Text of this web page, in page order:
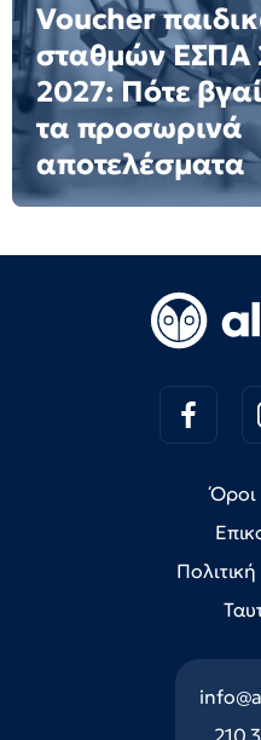
Voucher
σταθμών ΕΣΠΑ
2027: Πότε
τα προσωρινά
αποτελέσματα
210